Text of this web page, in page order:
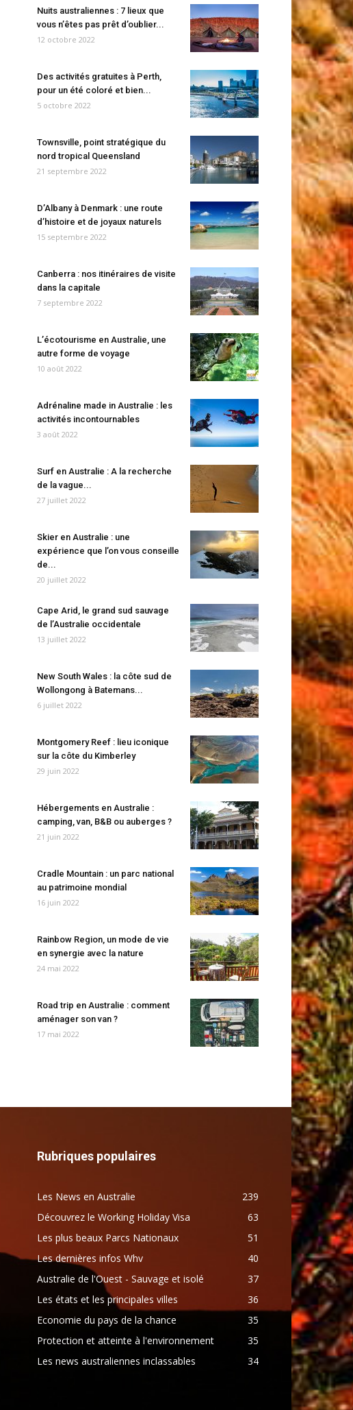
Nuits australiennes : 7 lieux que
vous n’êtes pas prêt d’oublier...
12 octobre 2022
Des activités gratuites à Perth,
pour un été coloré et bien...
5 octobre 2022
Townsville, point stratégique du
nord tropical Queensland
21 septembre 2022
D’Albany à Denmark : une route
d’histoire et de joyaux naturels
15 septembre 2022
Canberra : nos itinéraires de visite
dans la capitale
7 septembre 2022
L’écotourisme en Australie, une
autre forme de voyage
10 août 2022
Adrénaline made in Australie : les
activités incontournables
3 août 2022
Surf en Australie : A la recherche
de la vague...
27 juillet 2022
Skier en Australie : une
expérience que l’on vous conseille
de...
20 juillet 2022
Cape Arid, le grand sud sauvage
de l’Australie occidentale
13 juillet 2022
New South Wales : la côte sud de
Wollongong à Batemans...
6 juillet 2022
Montgomery Reef : lieu iconique
sur la côte du Kimberley
29 juin 2022
Hébergements en Australie :
camping, van, B&B ou auberges ?
21 juin 2022
Cradle Mountain : un parc national
au patrimoine mondial
16 juin 2022
Rainbow Region, un mode de vie
en synergie avec la nature
24 mai 2022
Road trip en Australie : comment
aménager son van ?
17 mai 2022
Rubriques populaires
Les News en Australie
239
Découvrez le Working Holiday Visa
63
Les plus beaux Parcs Nationaux
51
Les dernières infos Whv
40
Australie de l'Ouest - Sauvage et isolé
37
Les états et les principales villes
36
Economie du pays de la chance
35
Protection et atteinte à l'environnement
35
Les news australiennes inclassables
34